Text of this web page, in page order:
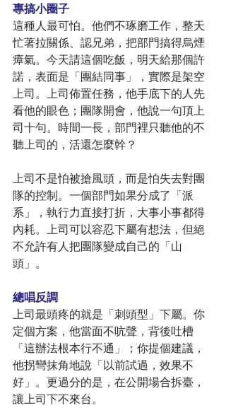
專搞小圈子
這種人最可怕。他們不琢磨工作，整天
忙著拉關係、認兄弟，把部門搞得烏煙
瘴氣。今天請這個吃飯，明天給那個許
諾，表面是「團結同事」，實際是架空
上司。上司佈置任務，他手底下的人先
看他的眼色；團隊開會，他說一句頂上
司十句。時間一長，部門裡只聽他的不
聽上司的，活還怎麼幹？
上司不是怕被搶風頭，而是怕失去對團
隊的控制。一個部門如果分成了「派
系」，執行力直接打折，大事小事都得
內耗。上司可以容忍下屬有想法，但絕
不允許有人把團隊變成自己的「山
頭」。
總唱反調
上司最頭疼的就是「刺頭型」下屬。你
定個方案，他當面不吭聲，背後吐槽
「這辦法根本行不通」；你提個建議，
他拐彎抹角地說「以前試過，效果不
好」。更過分的是，在公開場合拆臺，
讓上司下不來台。